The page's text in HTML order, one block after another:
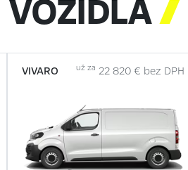

VIVARO už za 22 820 € bez DPH